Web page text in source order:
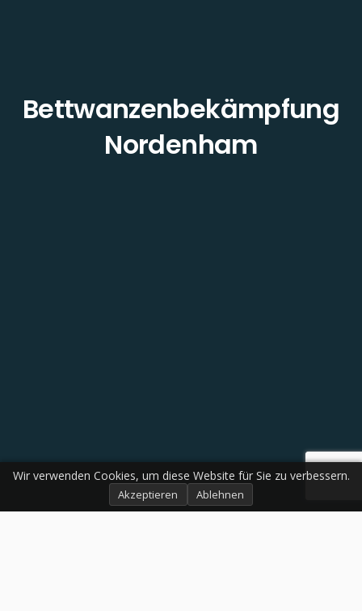
Bettwanzenbekämpfung
Nordenham
Wir verwenden Cookies, um diese Website für Sie zu verbessern.
Akzeptieren Ablehnen